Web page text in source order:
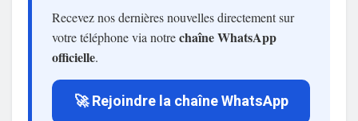
Recevez nos dernières nouvelles directement sur
votre téléphone via notrechaîne WhatsApp
officielle.
🚀 Rejoindre la chaîne WhatsApp